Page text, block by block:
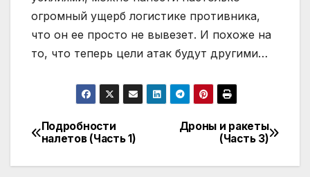
огромный ущерб логистике противника,
что он ее просто не вывезет. И похоже на
то, что теперь цели атак будут другими…
Навігація
записів
Дроны и ракеты
(Часть 3)
Подробности
налетов (Часть 1)